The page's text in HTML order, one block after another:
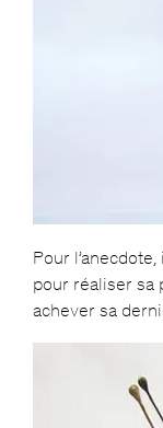
Pour
pour réaliser sa
achever sa